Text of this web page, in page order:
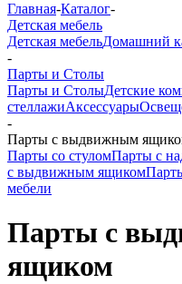
Главная-Каталог-
Детская мебель
Детская мебельДомашний
-
Парты и Столы
Парты и СтолыДетские
стеллажиАксессуары
-
Парты с выдвижным
Парты со стуломПарты с
с выдвижным ящиком
мебели
Парты с
ящиком